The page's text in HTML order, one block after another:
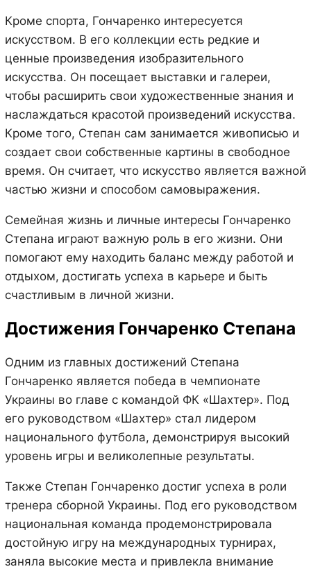
Кроме спорта, Гончаренко интересуется
искусством. В его коллекции есть редкие и
ценные произведения изобразительного
искусства. Он посещает выставки и галереи,
чтобы расширить свои художественные знания и
наслаждаться красотой произведений искусства.
Кроме того, Степан сам занимается живописью и
создает свои собственные картины в свободное
время. Он считает, что искусство является важной
частью жизни и способом самовыражения.
Семейная жизнь и личные интересы Гончаренко
Степана играют важную роль в его жизни. Они
помогают ему находить баланс между работой и
отдыхом, достигать успеха в карьере и быть
счастливым в личной жизни.
Достижения Гончаренко Степана
Одним из главных достижений Степана
Гончаренко является победа в чемпионате
Украины во главе с командой ФК «Шахтер». Под
его руководством «Шахтер» стал лидером
национального футбола, демонстрируя высокий
уровень игры и великолепные результаты.
Также Степан Гончаренко достиг успеха в роли
тренера сборной Украины. Под его руководством
национальная команда продемонстрировала
достойную игру на международных турнирах,
заняла высокие места и привлекла внимание